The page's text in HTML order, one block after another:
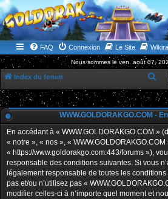
WWW.GOLDORAKGO.COM
le site de la Lune Rouge
FAQ Connexion Le Site
Nous sommes le ven. août 07,
Index du forum
e
c
h
e
c
h
e
WWW.GOLDORAKGO.COM -
En accédant à « WWW.GOLDORAKGO.COM »
« notre », « nos », « WWW.GOLDORAKGO.COM
« https://www.goldorakgo.com:443/forums »),
responsable des conditions suivantes. Si vous
légalement responsable de toutes les
pas et/ou n’utilisez pas «
modifier celles-ci à n’importe quel moment et